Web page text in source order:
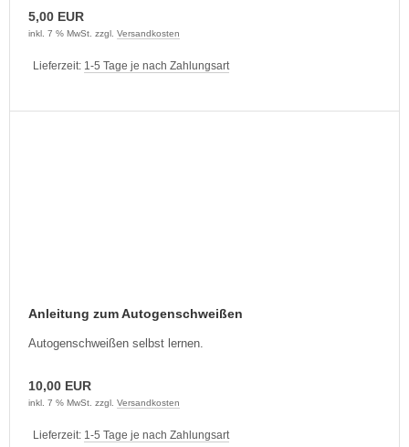
5,00 EUR
inkl. 7 % MwSt. zzgl. Versandkosten
Lieferzeit: 1-5 Tage je nach Zahlungsart
Anleitung zum Autogenschweißen
Autogenschweißen selbst lernen.
10,00 EUR
inkl. 7 % MwSt. zzgl. Versandkosten
Lieferzeit: 1-5 Tage je nach Zahlungsart